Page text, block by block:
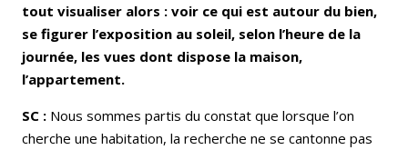
tout visualiser alors : voir ce qui est autour du bien,
se figurer l’exposition au soleil, selon l’heure de la
journée, les vues dont dispose la maison,
l’appartement.
SC : Nous sommes partis du constat que lorsque l’on
cherche une habitation, la recherche ne se cantonne pas